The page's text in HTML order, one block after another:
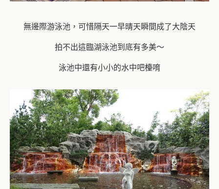
無邊際游泳池，可惜隔天一早晴天瞬間成了大陰天
拍不出這臨湖泳池到底有多美～
泳池中還有小小的水中吧檯唷